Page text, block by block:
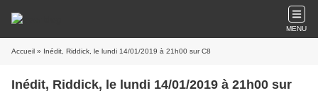
MENU
Accueil » Inédit, Riddick, le lundi 14/01/2019 à 21h00 sur C8
Inédit, Riddick, le lundi 14/01/2019 à 21h00 sur